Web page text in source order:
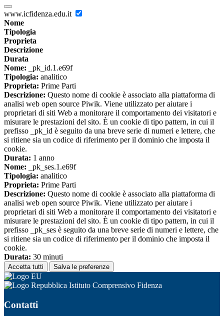
www.icfidenza.edu.it
Nome
Tipologia
Proprieta
Descrizione
Durata
Nome: _pk_id.1.e69f
Tipologia: analitico
Proprieta: Prime Parti
Descrizione: Questo nome di cookie è associato alla piattaforma di
analisi web open source Piwik. Viene utilizzato per aiutare i
proprietari di siti Web a monitorare il comportamento dei visitatori e
misurare le prestazioni del sito. È un cookie di tipo pattern, in cui il
prefisso _pk_id è seguito da una breve serie di numeri e lettere, che
si ritiene sia un codice di riferimento per il dominio che imposta il
cookie.
Durata: 1 anno
Nome: _pk_ses.1.e69f
Tipologia: analitico
Proprieta: Prime Parti
Descrizione: Questo nome di cookie è associato alla piattaforma di
analisi web open source Piwik. Viene utilizzato per aiutare i
proprietari di siti Web a monitorare il comportamento dei visitatori e
misurare le prestazioni del sito. È un cookie di tipo pattern, in cui il
prefisso _pk_ses è seguito da una breve serie di numeri e lettere, che
si ritiene sia un codice di riferimento per il dominio che imposta il
cookie.
Durata: 30 minuti
Accetta tutti Salva le preferenze
Istituto Comprensivo Fidenza
Contatti